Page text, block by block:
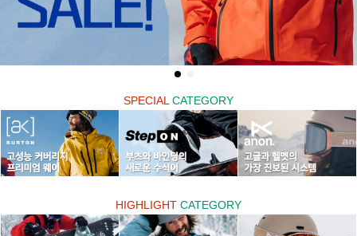
SPECIALCATEGORY
HIGHLIGHT CATEGORY